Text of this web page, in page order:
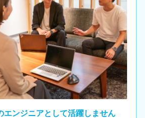
エンジニアとして活躍しません